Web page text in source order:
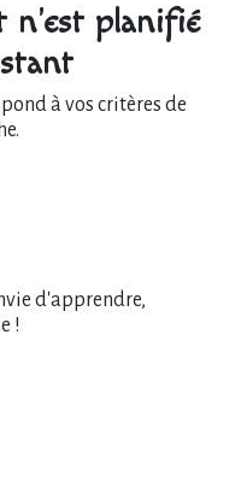
n'est planifié
à vos critères de
d'apprendre,
!